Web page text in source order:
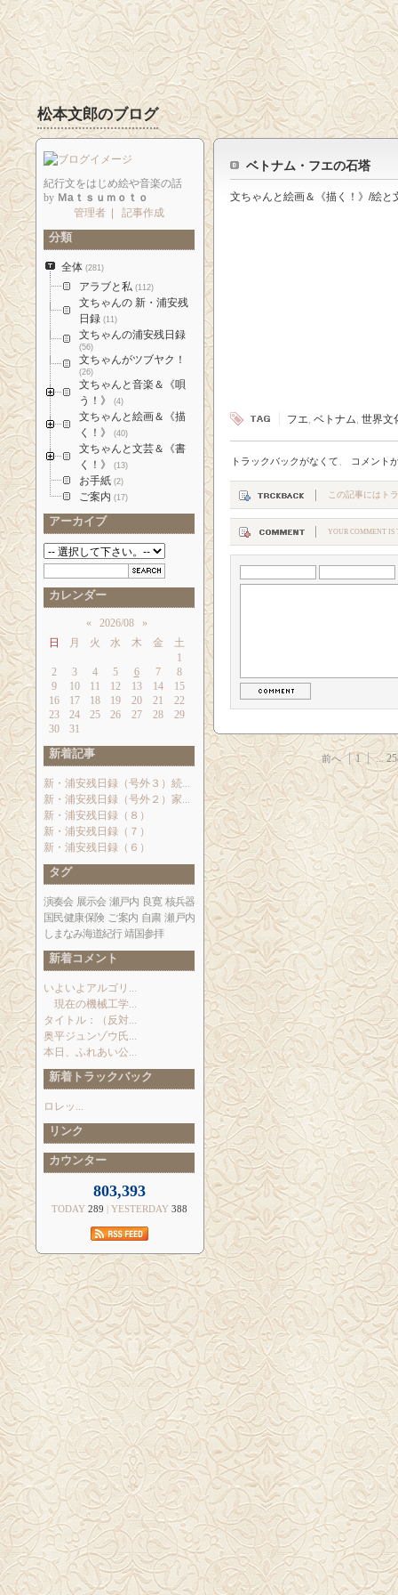
松本文郎のブログ
ベトナム・フエの石塔
文ちゃんと絵画＆《描く！》/絵と
フエ, ベトナム, 世界文
トラックバックがなくて コメント
この記事にはト
YOUR COMMENT IS
前へ 1 ...
紀行文をはじめ絵や音楽の話
by Ｍaｔｓｕｍｏｔｏ
管理者
記事作成
分類
全体 (281)
アラブと私 (112)
文ちゃんの 新・浦安残
日録 (11)
文ちゃんの浦安残日録
(56)
文ちゃんがツブヤク！
(26)
文ちゃんと音楽＆《唄
う！》
(4)
文ちゃんと絵画＆《描
く！》
(40)
文ちゃんと文芸＆《書
く！》
(13)
お手紙 (2)
ご案内 (17)
アーカイブ
カレンダー
« 2026/08
»
日
月 火 水 木 金
土
1
2
3 4 5 6 7
8
9
10 11 12 13 14
15
16
17 18 19 20 21
22
23
24 25 26 27 28
29
30
31
新着記事
新・浦安残日録（号外３）続...
新・浦安残日録（号外２）家...
新・浦安残日録（８）
新・浦安残日録（７）
新・浦安残日録（６）
タグ
演奏会 展示会 瀬戸内 良寛 核兵器
国民健康保険 ご案内 自粛 瀬戸内
しまなみ海道紀行 靖国参拝
新着コメント
いよいよアルゴリ...
現在の機械工学...
タイトル：（反対...
奥平ジュンゾウ氏...
本日、ふれあい公...
新着トラックバック
ロレッ...
リンク
カウンター
803,393
TODAY 289 | YESTERDAY 388